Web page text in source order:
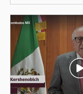
Bojalil y
"Grace"
al
comentarios
en el
contra las
mayores no
justificarse